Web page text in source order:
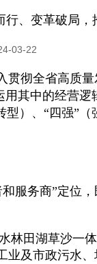
行、变革破局
03-22
贯彻全省高质
其中的经营逻
）、“四强”
服务商”定位
林田湖草沙一
及市政污水